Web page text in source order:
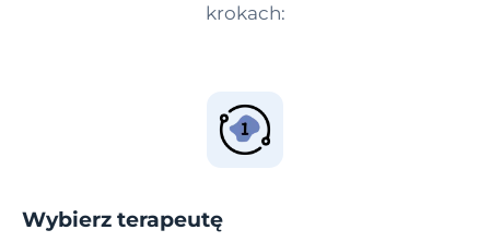
krokach:
Wybierz terapeutę